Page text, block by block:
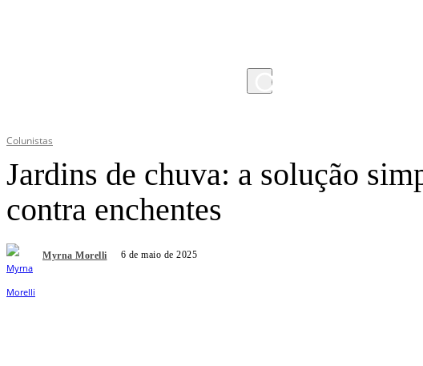
Colunistas
Jardins de chuva: a solução
contra enchentes
Myrna Morelli 6 de maio de 2025